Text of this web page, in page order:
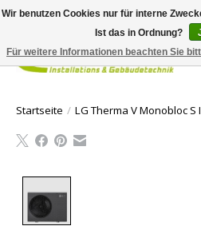
Startseite / LG Therma V Monobloc S
Wir benutzen Cookies nur für interne
Ist das in Ordnung?
Für weitere Informationen beachten Sie